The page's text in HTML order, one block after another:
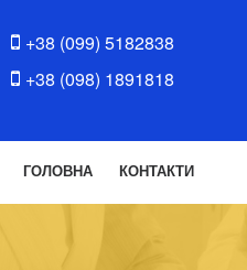
+38 (099) 5182838
+38 (098) 1891818
ГОЛОВНА КОНТАКТИ